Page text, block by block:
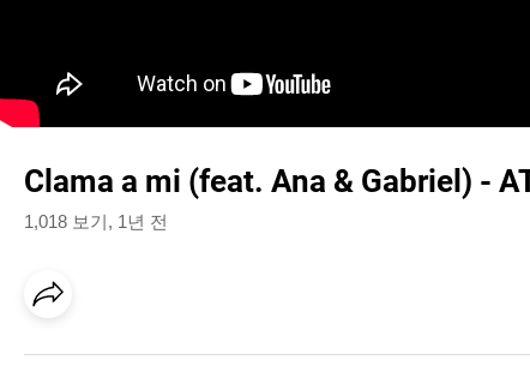
Clama a mi (feat. Ana & Gabriel) -
1,018 보기, 1년 전